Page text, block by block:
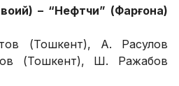
– “Нефтчи” (Фарғона)
(Тошкент), А. Расулов
(Тошкент), Ш. Ражабов